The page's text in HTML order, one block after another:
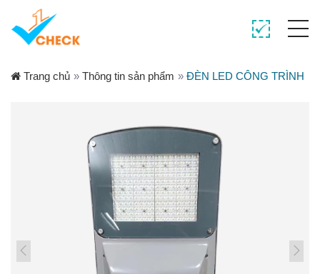
Trang chủ » Thông tin sản phẩm » ĐÈN LED CÔNG TRÌNH